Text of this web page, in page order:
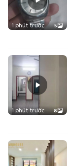
1 phút trước 5
1 phút trước 8